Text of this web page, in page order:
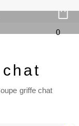
0
griffe chat